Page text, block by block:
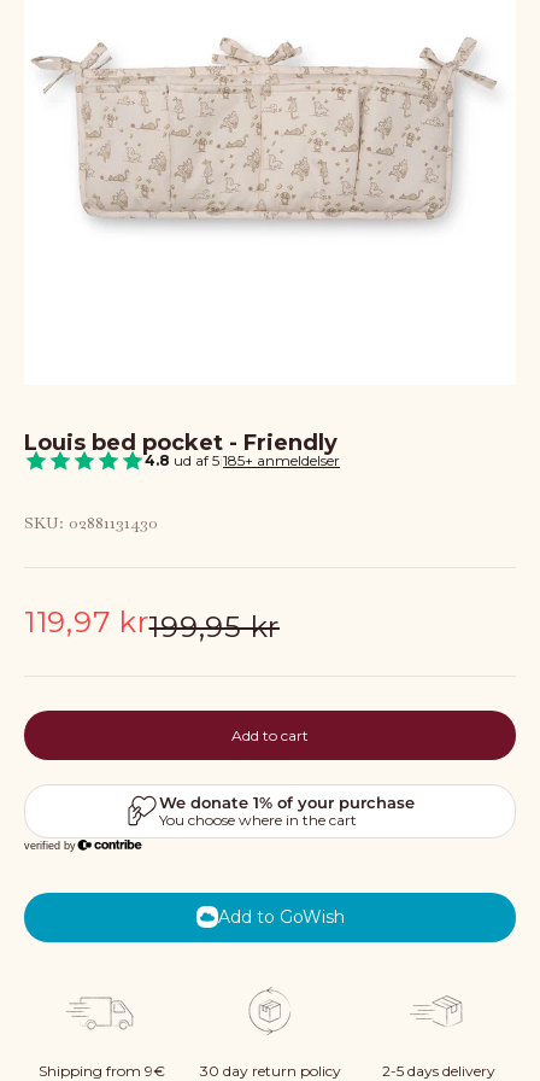
Louis bed pocket - Friendly
4.8 ud af 5|185+ anmeldelser
SKU: 02881131430
Sale price
119,97 krRegular price
199,95 kr
Add to cart
Add to GoWish
Shipping from 9€ 30 day return policy 2-5 days delivery